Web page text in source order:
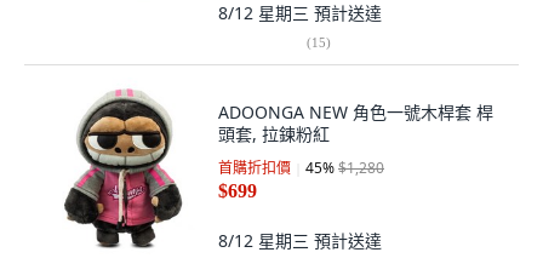
8/12 星期三 預計送達
(15)
ADOONGA NEW 角色一號木桿套 桿
頭套, 拉鍊粉紅
首購折扣價 45%$1,280
$699
8/12 星期三 預計送達